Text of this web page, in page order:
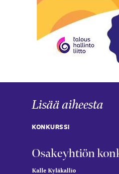
Lisää aiheesta
KONKURSSI
Osakeyhtiön
Kalle Kyläkallio